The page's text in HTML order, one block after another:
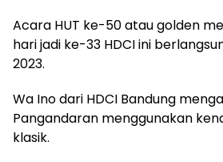
Acara HUT ke-50 atau golden
hari jadi ke-33 HDCI ini
2023.
Wa Ino dari HDCI Bandung
Pangandaran menggunakan
klasik.